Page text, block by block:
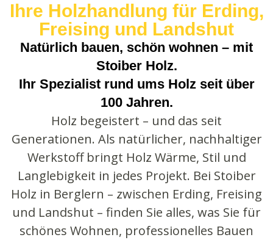
Ihre Holzhandlung für Erding,
Freising und Landshut
Natürlich bauen, schön wohnen – mit
Stoiber Holz.
Ihr Spezialist rund ums Holz seit über
100 Jahren.
Holz begeistert – und das seit
Generationen. Als natürlicher, nachhaltiger
Werkstoff bringt Holz Wärme, Stil und
Langlebigkeit in jedes Projekt. Bei Stoiber
Holz in Berglern – zwischen Erding, Freising
und Landshut – finden Sie alles, was Sie für
schönes Wohnen, professionelles Bauen